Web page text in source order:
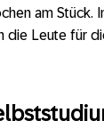
am Stück.
die Leute für